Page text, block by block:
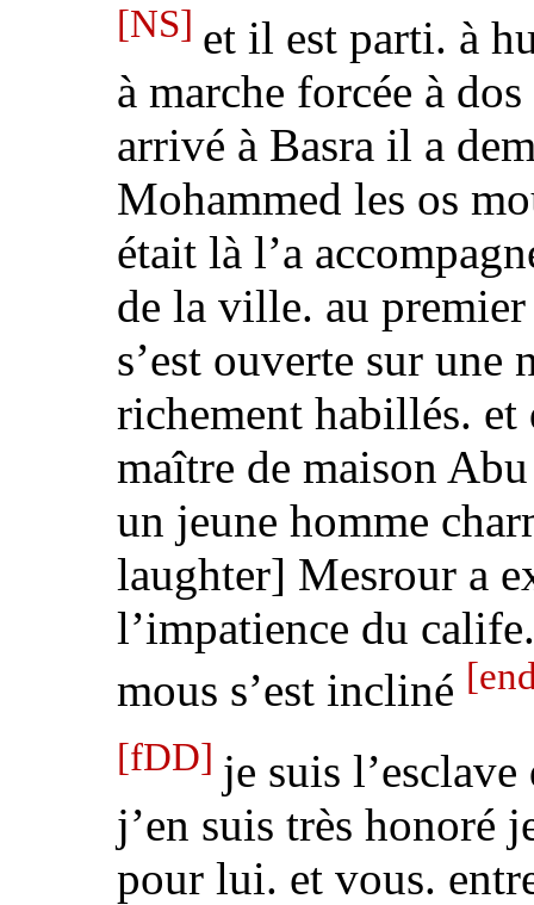
[NS] et il est parti. à
à marche forcée à
arrivé à Basra il a
Mohammed les os
était là l’a
de la ville. au
s’est ouverte sur une
richement habillés. et
maître de maison
un jeune homme
laughter] Mesrour a
l’impatience du
mous s’est incliné
[fDD] je suis
j’en suis très honoré
pour lui. et vous.